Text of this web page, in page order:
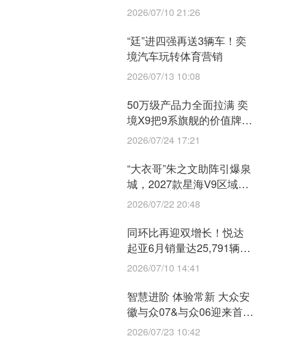
2026/07/10 21:26
“廷”进四强再送3辆车！奕
境汽车玩转体育营销
2026/07/13 10:08
50万级产品力全面拉满 奕
境X9把9系旗舰的价值牌桌
掀了
2026/07/24 17:21
“大衣哥”朱之文助阵引爆泉
城，2027款星海V9区域上
市暨星海V6亮相济南
2026/07/22 20:48
同环比再迎双增长！悦达
起亚6月销量达25,791辆，
上半年累计销量118,114辆
2026/07/10 14:41
智慧进阶 体验常新 大众安
徽与众07&与众06迎来首次
OTA升级
2026/07/23 10:42